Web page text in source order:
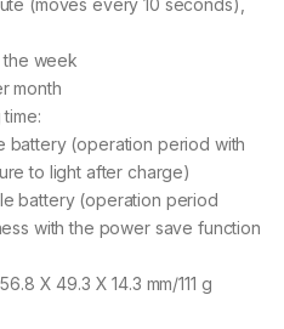
(moves every 10 seconds),
the week
month
battery (operation period with
to light after charge)
battery (operation period
with the power save function
X 49.3 X 14.3 mm/111 g